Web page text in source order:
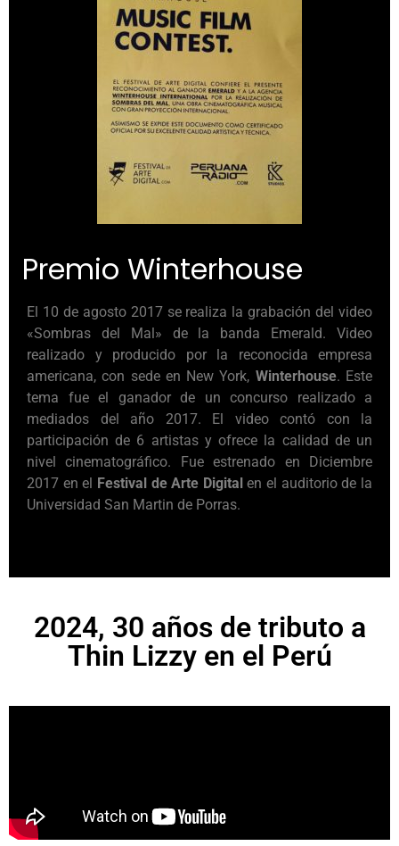
Premio Winterhouse
El 10 de agosto 2017 se realiza la grabación del video
«Sombras del Mal» de la banda Emerald. Video
realizado y producido por la reconocida empresa
americana, con sede en New York, Winterhouse. Este
tema fue el ganador de un concurso realizado a
mediados del año 2017. El video contó con la
participación de 6 artistas y ofrece la calidad de un
nivel cinematográfico. Fue estrenado en Diciembre
2017 en el Festival de Arte Digitalen el auditorio de la
Universidad San Martin de Porras.
2024, 30 años de tributo a
Thin Lizzy en el Perú